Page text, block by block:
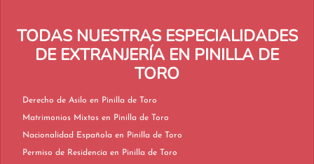
TODAS NUESTRAS ESPECIALIDADES
DE EXTRANJERÍA EN PINILLA DE
TORO
Derecho de Asilo en Pinilla de Toro
Matrimonios Mixtos en Pinilla de Toro
Nacionalidad Española en Pinilla de Toro
Permiso de Residencia en Pinilla de Toro